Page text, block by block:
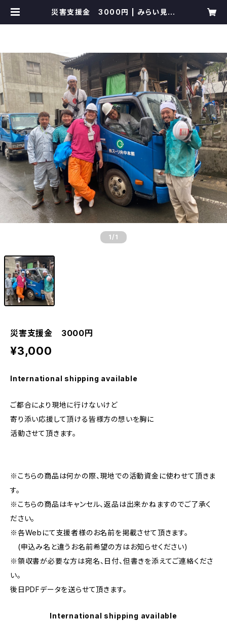
災害支援金 3000円 | みらい見守
1 /1
災害支援金 3000円
¥3,000
International shipping available
ご都合により現地に行けないけど
寄り添い応援して頂ける皆様方の想いを胸に
活動させて頂きます。
※こちらの商品は何かの際、現地での活動資金に使わせて頂きま
す。
※こちらの商品はキャンセル、返品は出来かねますのでご了承く
ださい。
※各Webにて支援者様のお名前を掲載させて頂きます。
(申込み名と違うお名前希望の方はお知らせください)
※領収書が必要な方は宛名、日付、但書きを添えてご連絡くださ
い。
後日PDFデータを送らせて頂きます。
International shipping available